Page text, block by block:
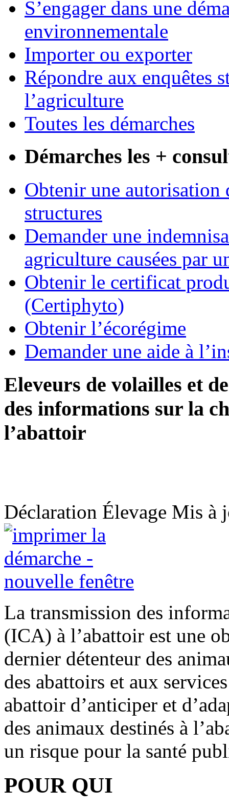
S’engager dans une
environnementale
Importer ou exporter
Répondre aux enquêtes
l’agriculture
Toutes les démarches
Démarches les +
Obtenir une autorisation
structures
Demander une
agriculture causées par
Obtenir le certificat
(Certiphyto)
Obtenir l’écorégime
Demander une aide à
Eleveurs de volailles et
des informations sur la
l’abattoir
Déclaration Élevage Mis à
La transmission des
(ICA) à l’abattoir est une
dernier détenteur des
des abattoirs et aux
abattoir d’anticiper et
des animaux destinés à
un risque pour la santé
POUR QUI